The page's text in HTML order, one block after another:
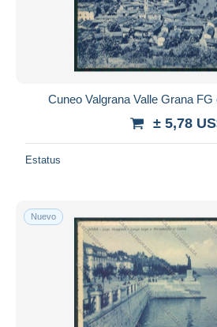
Cuneo Valgrana Valle Grana
± 5,78
Estatus
Nuevo